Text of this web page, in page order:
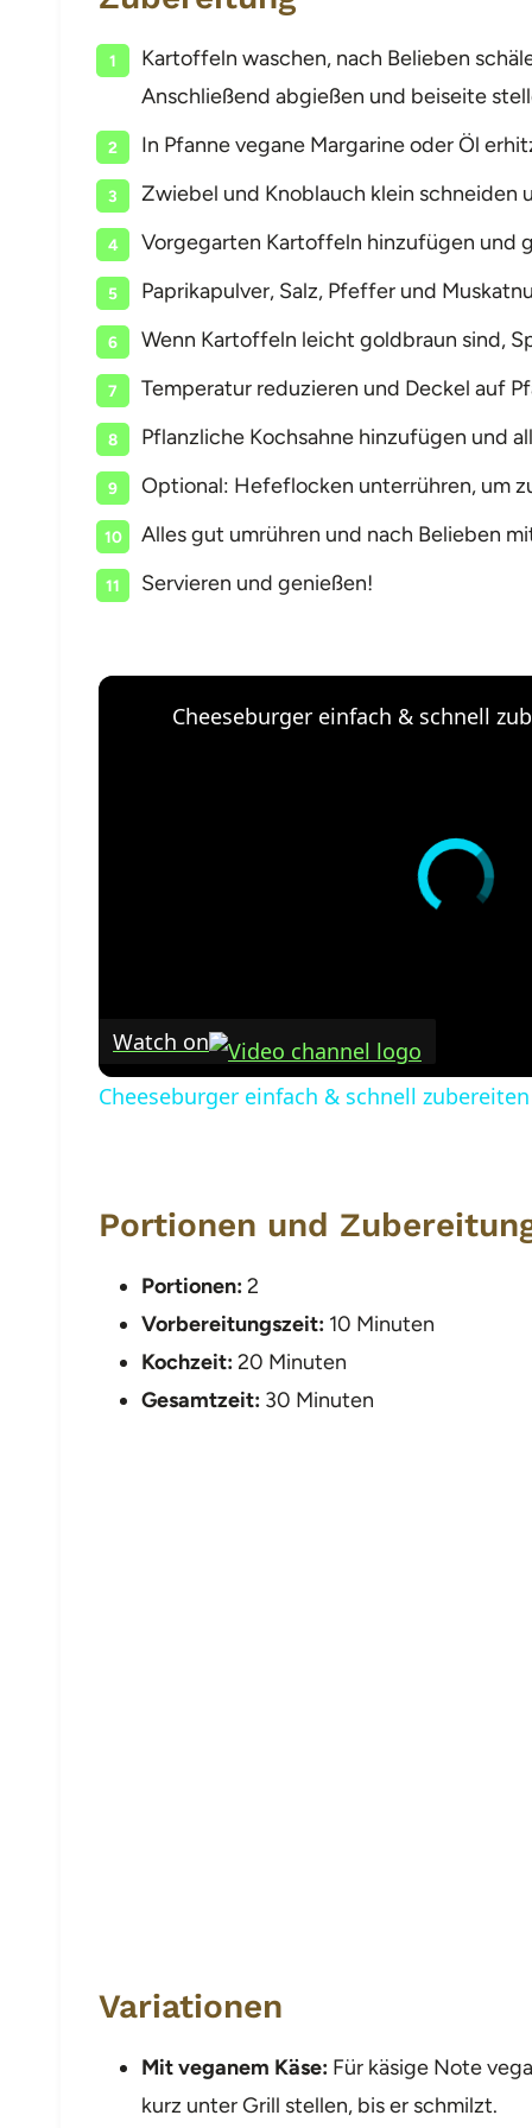
Kartoffeln waschen, nach Belieben
Anschließend abgießen und beiseite
In Pfanne vegane Margarine oder Öl
Zwiebel und Knoblauch klein schneiden
Vorgegarten Kartoffeln hinzufügen und
Paprikapulver, Salz, Pfeffer und
Wenn Kartoffeln leicht goldbraun sind,
Temperatur reduzieren und Deckel auf
Pflanzliche Kochsahne hinzufügen und
Optional: Hefeflocken unterrühren, um
Alles gut umrühren und nach Belieben
Servieren und genießen!
Cheeseburger einfach & schnell
Watch on
Cheeseburger einfach & schnell zubereiten
Portionen und
Portionen:2
Vorbereitungszeit: 10 Minuten
Kochzeit:20 Minuten
Gesamtzeit: 30 Minuten
Variationen
Mit veganem Käse: Für käsige Note
kurz unter Grill stellen, bis er schmilzt.